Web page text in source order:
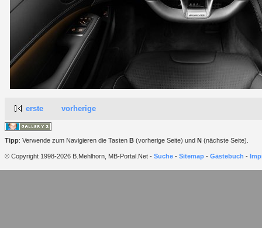
erste vorherige
Tipp: Verwende zum Navigieren die Tasten B (vorherige Seite) und N (nächste Seite).
© Copyright 1998-2026 B.Mehlhorn, MB-Portal.Net - Suche - Sitemap - Gästebuch -